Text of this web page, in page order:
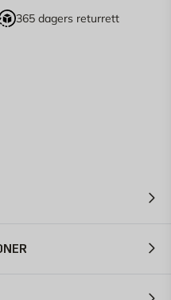
365 dagers returrett